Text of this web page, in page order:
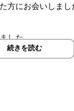
方にお会いしまし
した。
続きを読む